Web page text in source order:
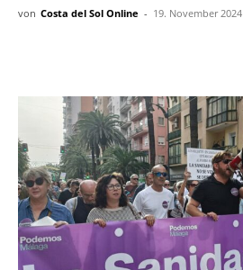
von Costa del Sol Online - 19. November 2024